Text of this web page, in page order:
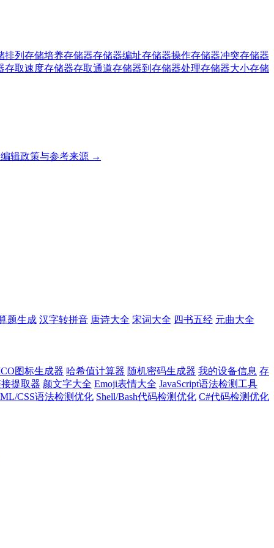
排列 存储培养存储器存储器编址存储器操作存储器冲突存储器
存取速度存储器存取通道存储器到存储器处理存储器大小存储
辑政策与参考来源 →
题生成 汉字转拼音 唐诗大全 宋词大全 四书五经 元曲大全
图标生成器 哈希值计算器 随机密码生成器 我的设备信息 存
提取器 颜文字大全 Emoji表情大全 JavaScript语法检测工具
CSS语法检测优化 Shell/Bash代码检测优化 C#代码检测优化